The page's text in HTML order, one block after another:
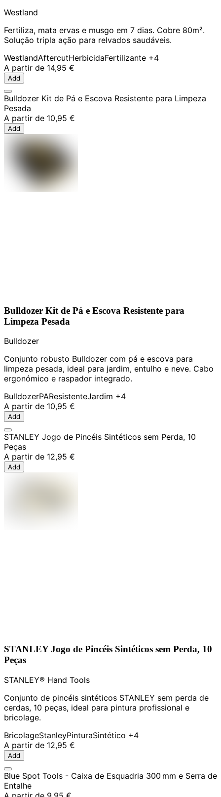
Westland
Fertiliza, mata ervas e musgo em 7 dias. Cobre 80m².
Solução tripla ação para relvados saudáveis.
WestlandAftercutHerbicidaFertilizante +4
A partir de 14,95 €
Add
Bulldozer Kit de Pá e Escova Resistente para Limpeza
Pesada
A partir de 10,95 €
Add
Bulldozer Kit de Pá e Escova Resistente para
Limpeza Pesada
Bulldozer
Conjunto robusto Bulldozer com pá e escova para
limpeza pesada, ideal para jardim, entulho e neve. Cabo
ergonómico e raspador integrado.
BulldozerPAResistenteJardim +4
A partir de 10,95 €
Add
STANLEY Jogo de Pincéis Sintéticos sem Perda, 10
Peças
A partir de 12,95 €
Add
STANLEY Jogo de Pincéis Sintéticos sem Perda, 10
Peças
STANLEY® Hand Tools
Conjunto de pincéis sintéticos STANLEY sem perda de
cerdas, 10 peças, ideal para pintura profissional e
bricolage.
BricolageStanleyPinturaSintético +4
A partir de 12,95 €
Add
Blue Spot Tools - Caixa de Esquadria 300 mm e Serra de
Entalhe